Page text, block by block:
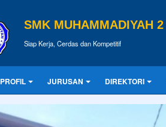
SMK MUHAMMADIYAH
Siap Kerja, Cerdas dan Kompetitif
PROFIL JURUSAN DIREKTORI